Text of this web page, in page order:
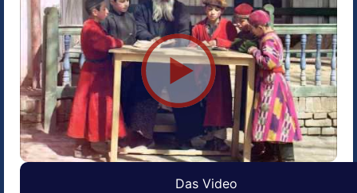
Das Video